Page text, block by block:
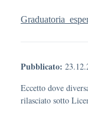
Pubblicato:
Eccetto dove
rilasciato sotto